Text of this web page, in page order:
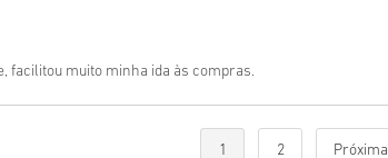
facilitou muito minha ida às compras.
1 2 Próxima